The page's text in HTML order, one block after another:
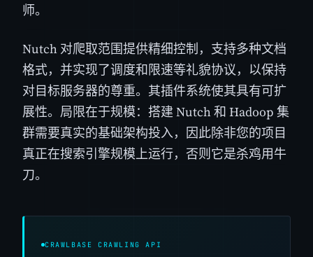
师。
Nutch 对爬取范围提供精细控制，支持多种文档
格式，并实现了调度和限速等礼貌协议，以保持
对目标服务器的尊重。其插件系统使其具有可扩
展性。局限在于规模：搭建 Nutch 和 Hadoop 集
群需要真实的基础架构投入，因此除非您的项目
真正在搜索引擎规模上运行，否则它是杀鸡用牛
刀。
CRAWLBASE CRAWLING API